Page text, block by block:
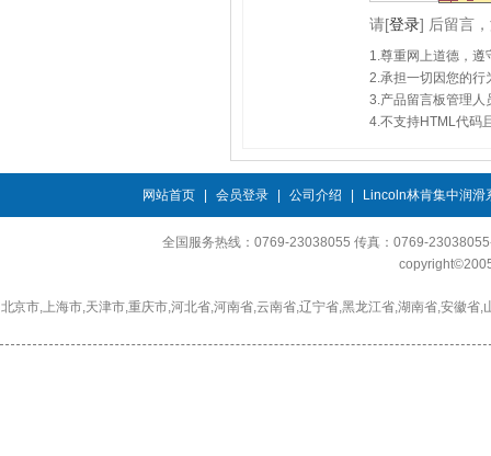
请[登录] 后留言
1.尊重网上道德，
2.承担一切因您的行
3.产品留言板管理人
4.不支持HTML代码
网站首页 会员登录 公司介绍 Lincoln林肯集中润滑
全国服务热线：0769-23038055 传真：0769-
北京市,上海市,天津市,重庆市,河北省,河南省,云南省,辽宁省,黑龙江省,湖南省,安徽